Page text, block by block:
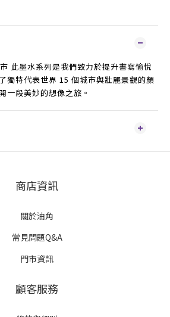
此墨水系列是我們致力於提升書寫愉悅
獨特代表世界 15 個城市與壯麗景觀的顏
一段美妙的想像之旅。
商店資訊
關於油角
常見問題Q&A
門市資訊
顧客服務